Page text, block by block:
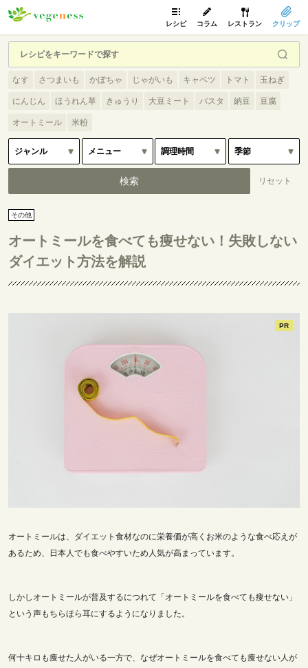
レシピ コラム レストラン クリップ
なす さつまいも かぼちゃ じゃがいも キャベツ トマト 玉ねぎ
にんじん ほうれん草 きゅうり 大豆ミート パスタ 納豆 豆腐
オートミール 米粉
その他
オートミールを食べても痩せない！失敗しない
ダイエット方法を解説
PR
オートミールは、ダイエット食材なのに栄養価が高くお米のような食べ応えが
あるため、日本人でも食べやすいため人気が高まっています。
しかしオートミールが普及するにつれて「オートミールを食べても痩せない」
という声もちらほら耳にするようになりました。
何十キロも痩せた人がいる一方で、なぜオートミールを食べても痩せない人が